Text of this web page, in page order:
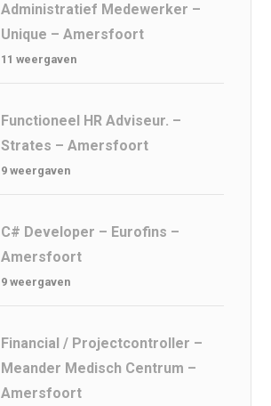
Administratief Medewerker –
Unique – Amersfoort
11 weergaven
Functioneel HR Adviseur. –
Strates – Amersfoort
9 weergaven
C# Developer – Eurofins –
Amersfoort
9 weergaven
Financial / Projectcontroller –
Meander Medisch Centrum –
Amersfoort